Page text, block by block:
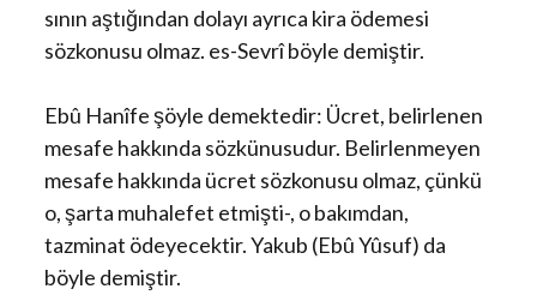
sının aştığından dolayı ayrıca kira ödemesi
sözkonusu olmaz. es-Sevrî böyle demiştir.
Ebû Hanîfe şöyle demektedir: Ücret, belirlenen
mesafe hakkında sözkünusudur. Belirlenmeyen
mesafe hakkında ücret sözkonusu olmaz, çünkü
o, şarta muhalefet etmişti-, o bakımdan,
tazminat ödeyecektir. Yakub (Ebû Yûsuf) da
böyle demiştir.